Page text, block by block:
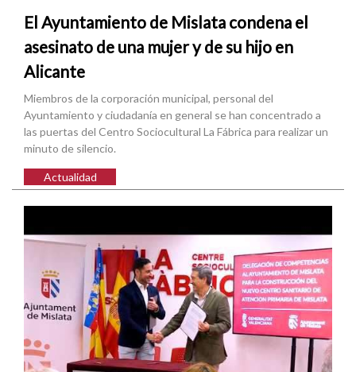
El Ayuntamiento de Mislata condena el
asesinato de una mujer y de su hijo en
Alicante
Miembros de la corporación municipal, personal del
Ayuntamiento y ciudadanía en general se han concentrado a
las puertas del Centro Sociocultural La Fábrica para realizar un
minuto de silencio.
Actualidad